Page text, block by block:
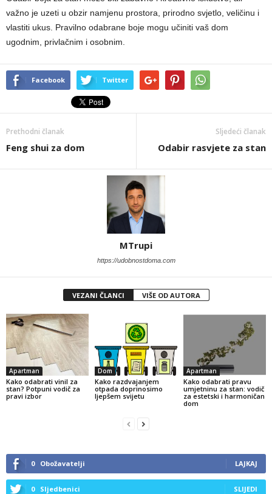
važno je uzeti u obzir namjenu prostora, prirodno svjetlo, veličinu i
vlastiti ukus. Pravilno odabrane boje mogu učiniti vaš dom
ugodnim, privlačnim i osobnim.
Facebook Twitter
Prethodni članak
Feng shui za dom
Sljedeći članak
Odabir rasvjete za stan
MTrupi
https://udobnostdoma.com
VEZANI ČLANCI VIŠE OD AUTORA
Apartman
Kako odabrati vinil za
stan? Potpuni vodič za
pravi izbor
Dom
Kako razdvajanjem
otpada doprinosimo
ljepšem svijetu
Apartman
Kako odabrati pravu
umjetninu za stan: vodič
za estetski i harmoničan
dom
0 Obožavatelji LAJKAJ
0 Sljedbenici SLIJEDI